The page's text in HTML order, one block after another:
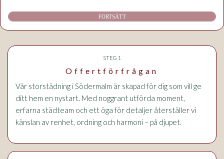
FORTSÄTT
STEG 1
Offertförfrågan
Vår storstädning i Södermalm är skapad för dig som vill ge
ditt hem en nystart. Med noggrant utförda moment,
erfarna städteam och ett öga för detaljer återställer vi
känslan av renhet, ordning och harmoni – på djupet.